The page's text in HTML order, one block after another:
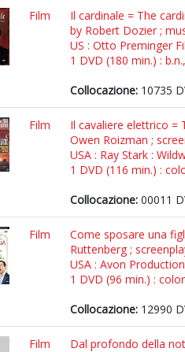
Film
Il cardinale = The
by Robert Dozier ;
US : Otto Preminger
1 DVD (180 min.) :
Collocazione: 10735
Film
Il cavaliere elettrico =
Owen Roizman ;
USA : Ray Stark :
1 DVD (116 min.) :
Collocazione: 00011
Film
Come sposare una
Ruttenberg ;
USA : Avon
1 DVD (96 min.) :
Collocazione: 12990
Film
Dal profondo della